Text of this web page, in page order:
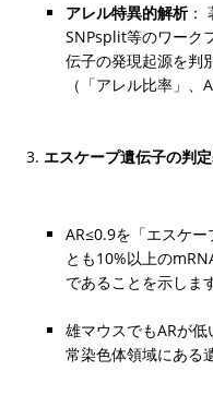
アレル特異的解析：
SNPsplit等のワーク
伝子の発現起源を判
（「アレル比率」、
エスケープ遺伝子の判定
AR≤0.9を「エスケー
とも10%以上の
であることを示します
雄マウスでもARが
常染色体領域にある